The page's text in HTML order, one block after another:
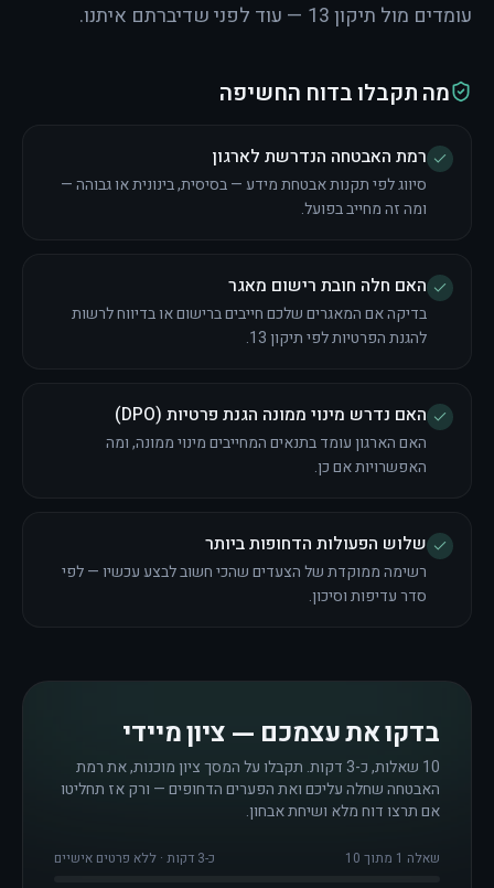
עומדים מול תיקון 13 — עוד לפני שדיברתם איתנו.
מה תקבלו בדוח החשיפה
רמת האבטחה הנדרשת לארגון
סיווג לפי תקנות אבטחת מידע — בסיסית, בינונית או גבוהה —
ומה זה מחייב בפועל.
האם חלה חובת רישום מאגר
בדיקה אם המאגרים שלכם חייבים ברישום או בדיווח לרשות
להגנת הפרטיות לפי תיקון 13.
האם נדרש מינוי ממונה הגנת פרטיות (DPO)
האם הארגון עומד בתנאים המחייבים מינוי ממונה, ומה
האפשרויות אם כן.
שלוש הפעולות הדחופות ביותר
רשימה ממוקדת של הצעדים שהכי חשוב לבצע עכשיו — לפי
סדר עדיפות וסיכון.
בדקו את עצמכם — ציון מיידי
10 שאלות, כ-3 דקות. תקבלו על המסך ציון מוכנות, את רמת
האבטחה שחלה עליכם ואת הפערים הדחופים — ורק אז תחליטו
אם תרצו דוח מלא ושיחת אבחון.
שאלה 1 מתוך 10 כ-3 דקות · ללא פרטים אישיים